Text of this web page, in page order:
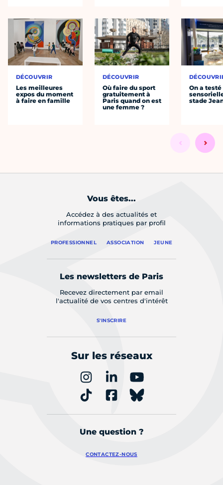
DÉCOUVRIR
Les meilleures
expos du moment
à faire en famille
DÉCOUVRIR
Où faire du sport
gratuitement à
Paris quand on est
une femme ?
On a
stade
Vous êtes...
Accédez à des actualités et
informations pratiques par profil
PROFESSIONNEL ASSOCIATION JEUNE
Les newsletters de Paris
Recevez directement par email
l'actualité de vos centres d'intérêt
S'INSCRIRE
Sur les réseaux
Une question ?
CONTACTEZ-NOUS